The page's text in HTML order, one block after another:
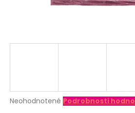
Priemerné
Neohodnotené Podrobnosti